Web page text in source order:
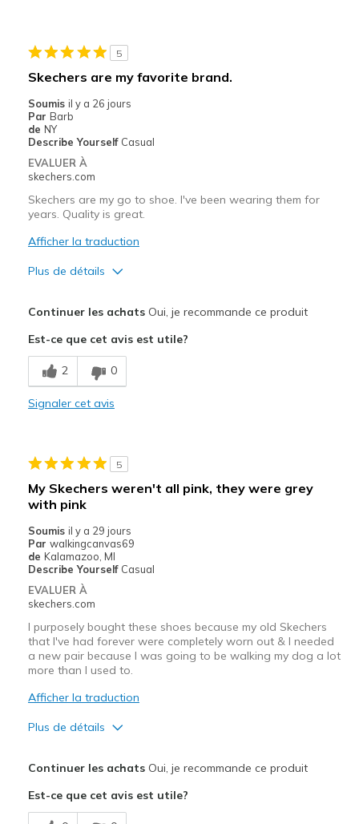
5
Skechers are my favorite brand.
Soumis il y a 26 jours
Par Barb
de NY
Describe Yourself Casual
EVALUER À
skechers.com
Skechers are my go to shoe. I've been wearing them for
years. Quality is great.
Afficher la traduction
Plus de détails
Comfortable
Les meilleures utilisations
Casual Wear
Sizing
Feels half size too big
View On Shoes
Shoes are for Wearing
Continuer les achatsOui, je recommande ce produit
Est-ce que cet avis est utile?
2 0
Signaler cet avis
5
My Skechers weren't all pink, they were grey
with pink
Soumis il y a 29 jours
Par walkingcanvas69
de Kalamazoo, MI
Describe Yourself Casual
EVALUER À
skechers.com
I purposely bought these shoes because my old Skechers
that I've had forever were completely worn out & I needed
a new pair because I was going to be walking my dog a lot
more than I used to.
Afficher la traduction
Plus de détails
Washable
Continuer les achatsOui, je recommande ce produit
Est-ce que cet avis est utile?